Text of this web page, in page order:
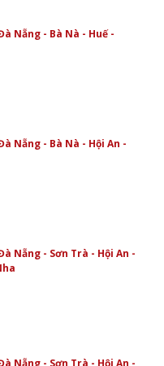
Nẵng - Bà Nà - Huế -
Nẵng - Bà Nà - Hội An -
Nẵng - Sơn Trà - Hội An -
Nẵng - Sơn Trà - Hội An -